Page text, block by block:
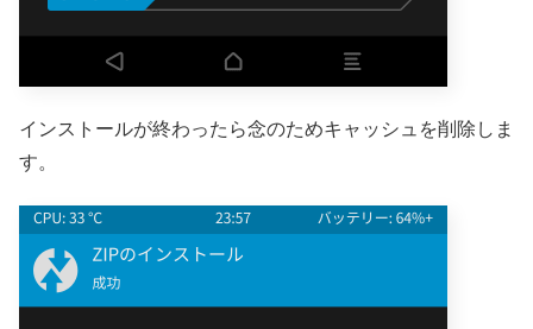
インストールが終わったら念のためキャッシュを削除しま
す。